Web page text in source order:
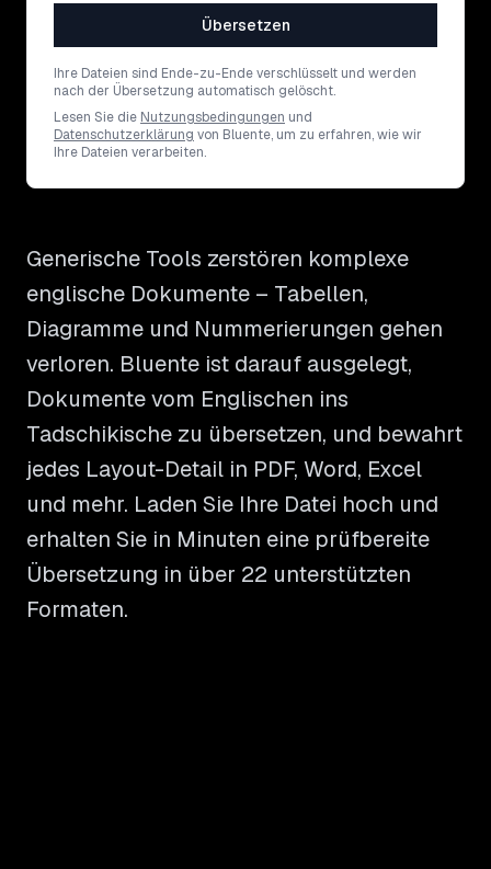
Übersetzen
Ihre Dateien sind Ende-zu-Ende verschlüsselt und werden
nach der Übersetzung automatisch gelöscht.
Lesen Sie die Nutzungsbedingungen und
Datenschutzerklärung von Bluente, um zu erfahren, wie wir
Ihre Dateien verarbeiten.
Generische Tools zerstören komplexe
englische Dokumente – Tabellen,
Diagramme und Nummerierungen gehen
verloren. Bluente ist darauf ausgelegt,
Dokumente vom Englischen ins
Tadschikische zu übersetzen, und bewahrt
jedes Layout-Detail in PDF, Word, Excel
und mehr. Laden Sie Ihre Datei hoch und
erhalten Sie in Minuten eine prüfbereite
Übersetzung in über 22 unterstützten
Formaten.